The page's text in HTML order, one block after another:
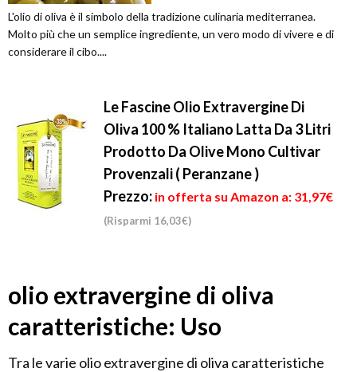
L'olio di oliva è il simbolo della tradizione culinaria mediterranea.
Molto più che un semplice ingrediente, un vero modo di vivere e di
considerare il cibo....
Le Fascine Olio Extravergine Di
Oliva 100 % Italiano Latta Da 3 Litri
Prodotto Da Olive Mono Cultivar
Provenzali ( Peranzane )
Prezzo: in offerta su Amazon a: 31,97€
(Risparmi 16,03€)
olio extravergine di oliva
caratteristiche: Uso
Tra le varie olio extravergine di oliva caratteristiche